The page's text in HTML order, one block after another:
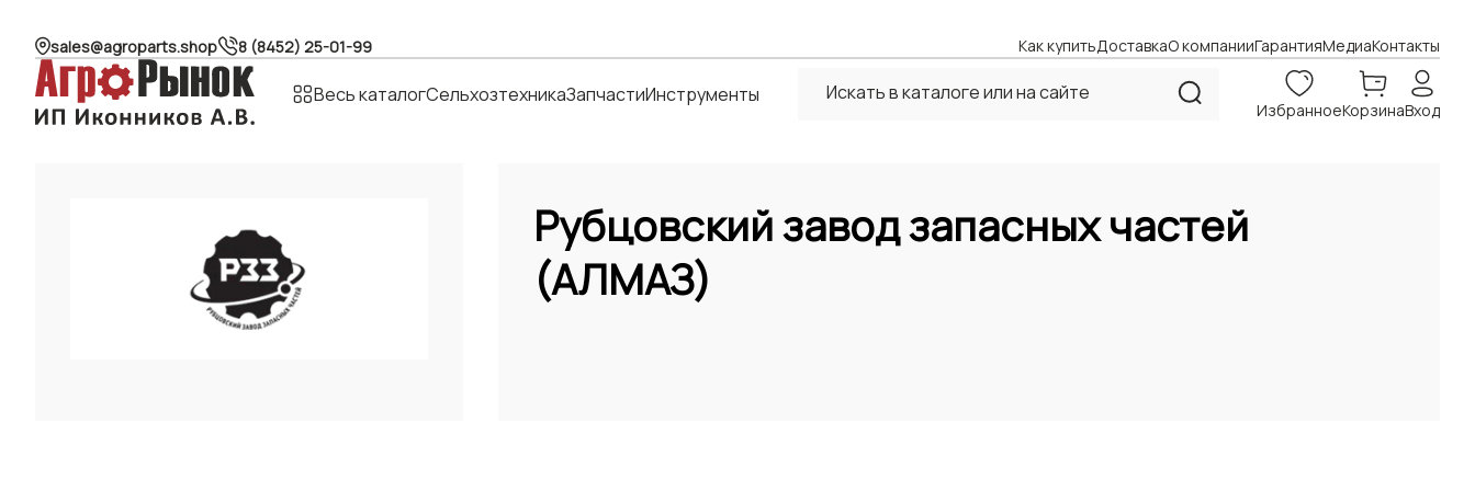
sales@agroparts.shop 8 (8452) 25-01-99 Как купитьДоставкаО компанииГарантияМедиаКонтакты
Весь каталогСельхозтехникаЗапчастиИнструменты
ИзбранноеКорзинаВход
Рубцовский завод запасных частей
(АЛМАЗ)